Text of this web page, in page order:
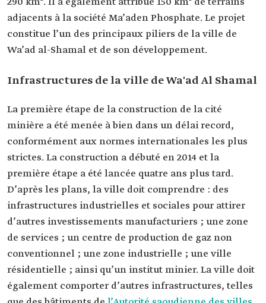
adjacents à la société Ma’aden Phosphate. Le projet
constitue l’un des principaux piliers de la ville de
Wa’ad al-Shamal et de son développement.
Infrastructures de la ville de Wa'ad Al Shamal
La première étape de la construction de la cité
minière a été menée à bien dans un délai record,
conformément aux normes internationales les plus
strictes. La construction a débuté en 2014 et la
première étape a été lancée quatre ans plus tard.
D’après les plans, la ville doit comprendre : des
infrastructures industrielles et sociales pour attirer
d’autres investissements manufacturiers ; une zone
de services ; un centre de production de gaz non
conventionnel ; une zone industrielle ; une ville
résidentielle ; ainsi qu’un institut minier. La ville doit
également comporter d’autres infrastructures, telles